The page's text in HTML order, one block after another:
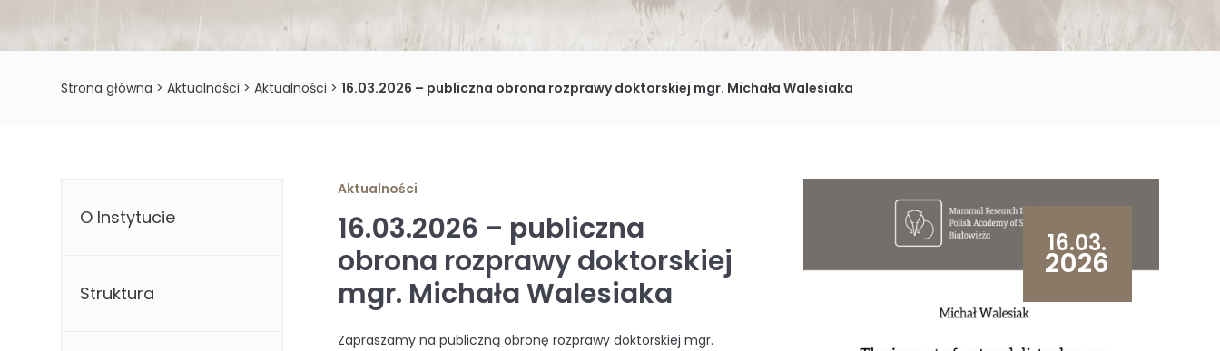
Strona główna >Aktualności >Aktualności >16.03.2026 – publiczna obrona rozprawy doktorskiej mgr. Michała Walesiaka
16.03.
2026
Aktualności
16.03.2026 – publiczna
obrona rozprawy doktorskiej
mgr. Michała Walesiaka
Zapraszamy na publiczną obronę rozprawy doktorskiej mgr.
O Instytucie
Struktura